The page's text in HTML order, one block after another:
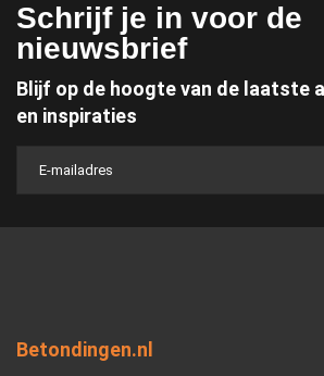
Schrijf je in voor de
nieuwsbrief
Blijf op de hoogte van de laatste
en inspiraties
Betondingen.nl